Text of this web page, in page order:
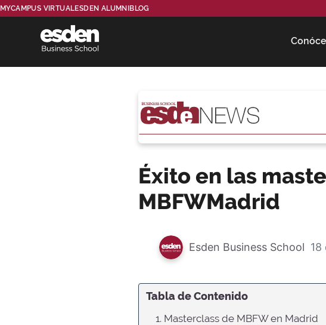
MYCAMPUS VIRTUALESDEN ALUMNI BLOG
Éxito en las
MBFWMadrid
Esden Business School 18
Tabla de Contenido
1. Masterclass de MBFW en Madrid